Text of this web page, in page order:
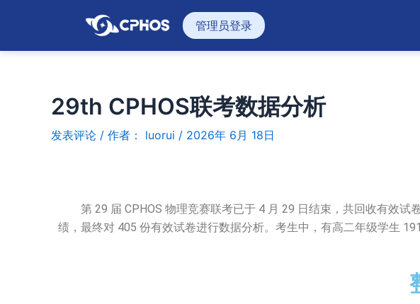
管理员登录
29th CPHOS联考数据分析
发表评论 / 作者： luorui / 2026年 6月 18日
第 29 届 CPHOS 物理竞赛联考已于 4 月 29 日结束，共回收有效试
绩，最终对 405 份有效试卷进行数据分析。考生中，有高二年级学生